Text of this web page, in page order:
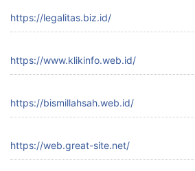
https://legalitas.biz.id/
https://www.klikinfo.web.id/
https://bismillahsah.web.id/
https://web.great-site.net/